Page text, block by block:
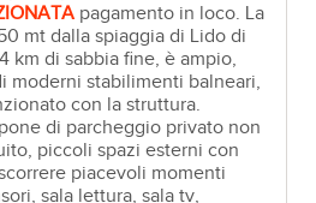
pagamento in loco. La
mt dalla spiaggia di Lido di
km di sabbia fine, è ampio,
moderni stabilimenti balneari,
con la struttura.
di parcheggio privato non
piccoli spazi esterni con
piacevoli momenti
sala lettura, sala tv,